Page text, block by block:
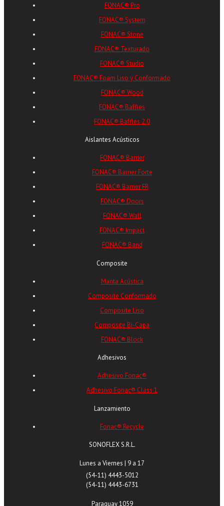
FONAC® Pro
FONAC® System
FONAC® Stone
FONAC® Texturado
FONAC® Studio
FONAC® Foam Liso y Conformado
FONAC® Wood
FONAC® Baffles
FONAC® Baffles 2.0
Aislantes Acústicos
FONAC® Barrier
FONAC® Barrier Forte
FONAC® Barrier FR
FONAC® Doors
FONAC® Wall
FONAC® Impact
FONAC® Band
Composite
Manta Acústica
Composite Conformado
Composite Liso
Composite Bi-Capa
FONAC® Block
Adhesivos
Adhesivo Fonac®
Adhesivo Fonac® Class 1
Lanzamiento
Fonac® Recycle
SONOFLEX S.R.L.
Lunes a Viernes | 9 a 17
(54-11) 4443-5012
(54-11) 4443-6731
Paraguay 1059